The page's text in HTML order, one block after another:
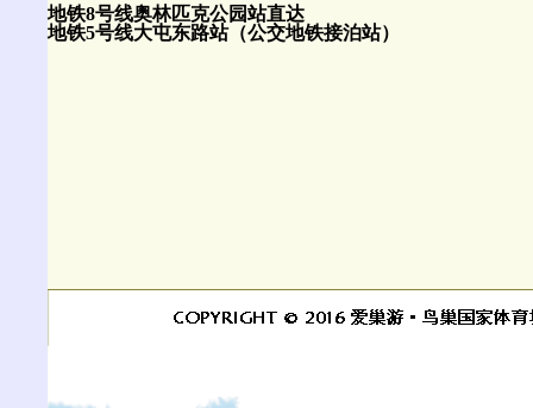
地铁8号线奥林匹克公园站直达
地铁5号线大屯东路站（公交地铁接泊站）